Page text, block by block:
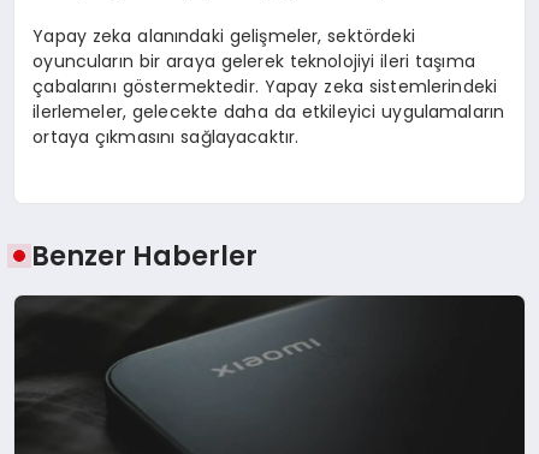
Yapay zeka alanındaki gelişmeler, sektördeki
oyuncuların bir araya gelerek teknolojiyi ileri taşıma
çabalarını göstermektedir. Yapay zeka sistemlerindeki
ilerlemeler, gelecekte daha da etkileyici uygulamaların
ortaya çıkmasını sağlayacaktır.
Benzer Haberler